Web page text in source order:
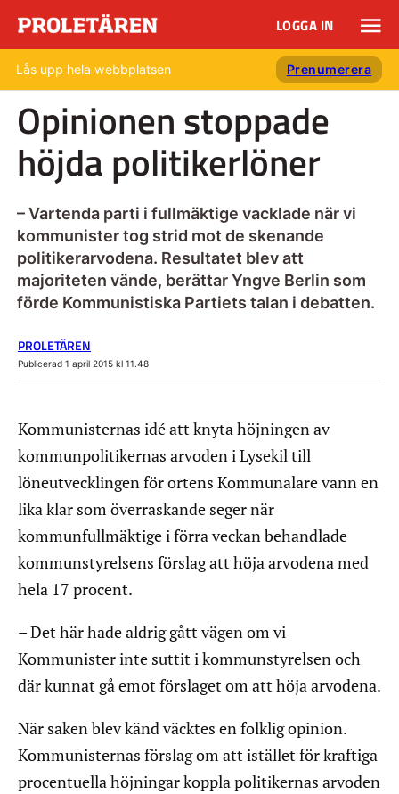
LOGGA IN
Lås upp hela webbplatsen Prenumerera
Opinionen stoppade
höjda politikerlöner
– Vartenda parti i fullmäktige vacklade när vi
kommunister tog strid mot de skenande
politikerarvodena. Resultatet blev att
majoriteten vände, berättar Yngve Berlin som
förde Kommunistiska Partiets talan i debatten.
PROLETÄREN
Publicerad 1 april 2015 kl 11.48
Kommunisternas idé att knyta höjningen av
kommunpolitikernas arvoden i Lysekil till
löneutvecklingen för ortens Kommunalare vann en
lika klar som överraskande seger när
kommunfullmäktige i förra veckan behandlade
kommunstyrelsens förslag att höja arvodena med
hela 17 procent.
– Det här hade aldrig gått vägen om vi
Kommunister inte suttit i kommunstyrelsen och
där kunnat gå emot förslaget om att höja arvodena.
När saken blev känd väcktes en folklig opinion.
Kommunisternas förslag om att istället för kraftiga
procentuella höjningar koppla politikernas arvoden